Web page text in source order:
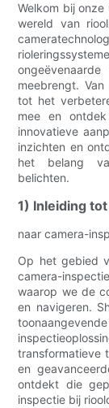
Welkom bij
wereld van
meebrengt.
tot het
mee en
innovatieve
inzichten en
het belang
belichten.
1) Inleiding
naar camera-
Op het gebied
camera-
waarop we de
en navigeren.
transformatieve
en
ontdekt die
inspectie bij